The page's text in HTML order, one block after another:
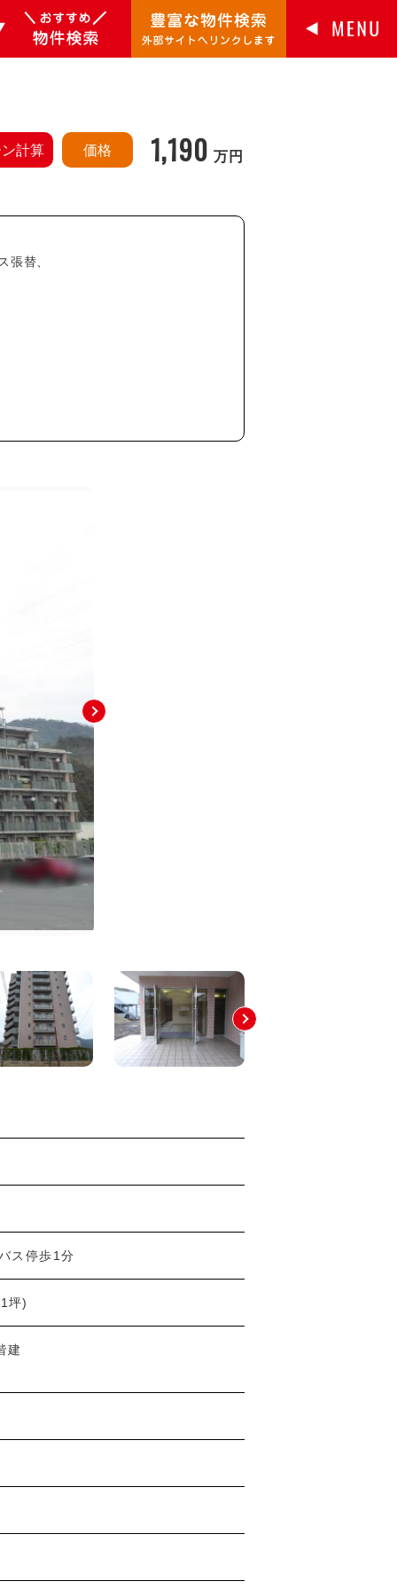
計算 価格 1,190 万円
替、
ス停歩1分
坪)
建